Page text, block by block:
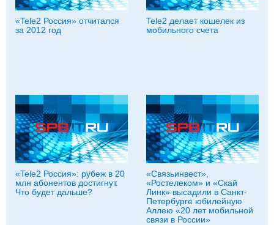
«Tele2 Россия» отчитался
за 2012 год
Tele2 делает кошелек из
мобильного счета
«Tele2 Россия»: рубеж в 20
млн абонентов достигнут.
Что будет дальше?
«Связьинвест»,
«Ростелеком» и «Скай
Линк» высадили в Санкт-
Петербурге юбилейную
Аллею «20 лет мобильной
связи в России»